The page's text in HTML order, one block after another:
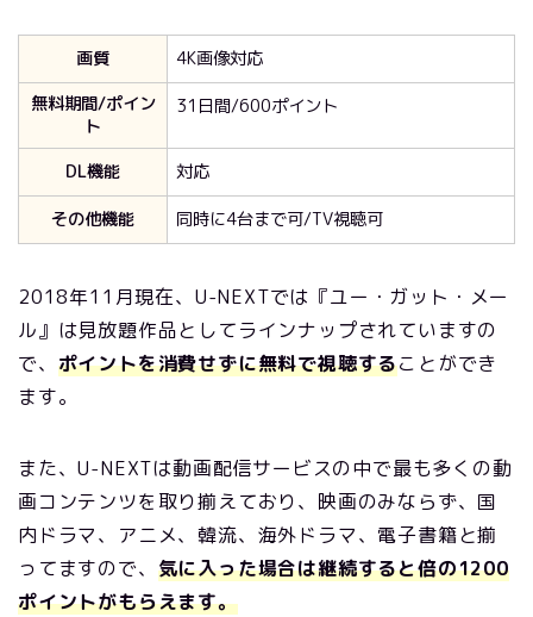
画質
4K画像対応
無料期間/ポイン
ト
31日間/600ポイント
DL機能
対応
その他機能
同時に4台まで可/TV視聴可
2018年11月現在、U-NEXTでは『ユー・ガット・メー
ル』は見放題作品としてラインナップされていますの
で、 ポイントを消費せずに無料で視聴することができ
ます。
また、U-NEXTは動画配信サービスの中で最も多くの動
画コンテンツを取り揃えており、映画のみならず、国
内ドラマ、アニメ、韓流、海外ドラマ、電子書籍と揃
ってますので、 気に入った場合は継続すると倍の1200
ポイントがもらえます。